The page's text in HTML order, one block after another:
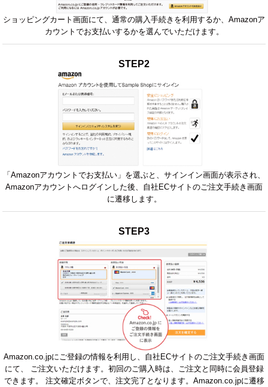
ショッピングカート画面にて、通常の購入手続きを利用するか、Amazonア
カウントでお支払いするかを選んでいただけます。
STEP2
「Amazonアカウントでお支払い」を選ぶと、サインイン画面が表示され、
Amazonアカウントへログインした後、自社ECサイトのご注文手続き画面
に遷移します。
STEP3
Amazon.co.jpにご登録の情報を利用し、自社ECサイトのご注文手続き画面
にて、 ご注文いただけます。初回のご購入時は、ご注文と同時に会員登録
できます。 注文確定ボタンで、注文完了となります。Amazon.co.jpに遷移